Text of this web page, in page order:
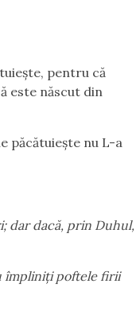
pentru că
este născut din
păcătuieşte nu L-a
dar dacă, prin Duhul,
împliniţi poftele firii